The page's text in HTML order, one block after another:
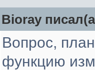
Bioray
Вопрос,
функцию